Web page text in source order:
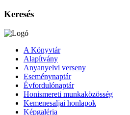
Keresés
A Könyvtár
Alapítvány
Anyanyelvi verseny
Eseménynaptár
Évfordulónaptár
Honismereti munkaközösség
Kemenesaljai honlapok
Képgaléria